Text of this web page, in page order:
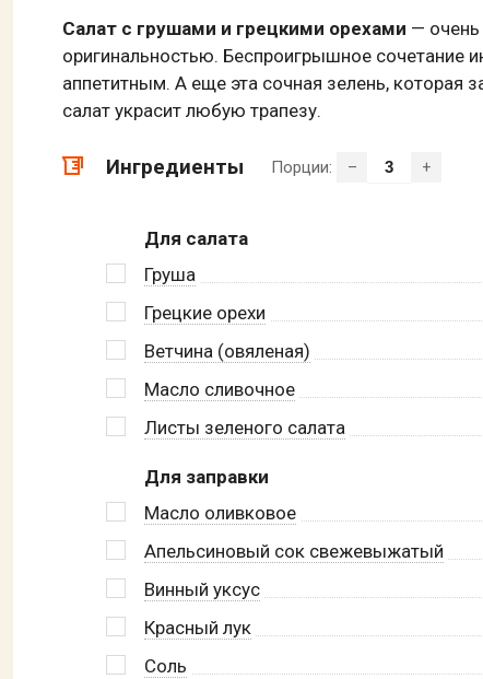
Салат с грушами и грецкими орехами — очень
оригинальностью. Беспроигрышное сочетание
аппетитным. А еще эта сочная зелень,
салат украсит любую трапезу.
Ингредиенты Порции: – +
Для салата
Груша
Грецкие орехи
Ветчина (овяленая)
Масло сливочное
Листы зеленого салата
Для заправки
Масло оливковое
Апельсиновый сок свежевыжатый
Винный уксус
Красный лук
Соль